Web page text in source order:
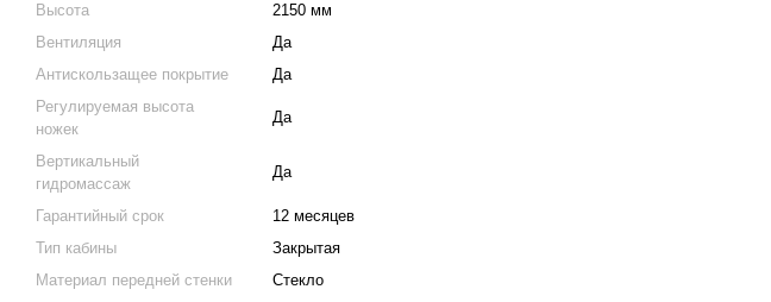
Высота
2150 мм
Вентиляция
Да
Антискользащее покрытие
Да
Регулируемая высота
ножек
Да
Вертикальный
гидромассаж
Да
Гарантийный срок
12 месяцев
Тип кабины
Закрытая
Материал передней стенки
Стекло